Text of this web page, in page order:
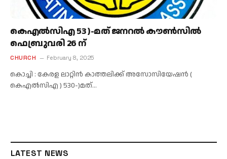
കെഎൽസിഎ 53 )-മത് ജനറൽ കൗൺസിൽ
ഫെബ്രുവരി 26 ന്
CHURCH February 8, 2025
കൊച്ചി : കേരള ലാറ്റിൻ കാത്തലിക്ക് അസോസിയേഷൻ (
കെഎൽസിഎ ) 530-)മത്…
LATEST NEWS